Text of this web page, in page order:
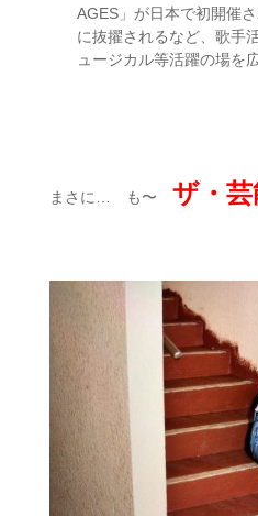
AGES」が日本で初開催
に抜擢されるなど、歌手
ュージカル等活躍の場を
まさに… も〜 ザ・芸